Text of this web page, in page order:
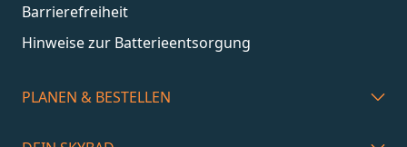
Barrierefreiheit
Hinweise zur Batterieentsorgung
PLANEN & BESTELLEN